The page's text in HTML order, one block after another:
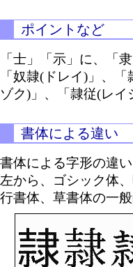
ポイントなど
「士」「示」に、「隶
「奴隷(ドレイ)」、
ゾク)」、「隷従(レイ
書体による違い
書体による字形の違
左から、ゴシック体
行書体、草書体の一般